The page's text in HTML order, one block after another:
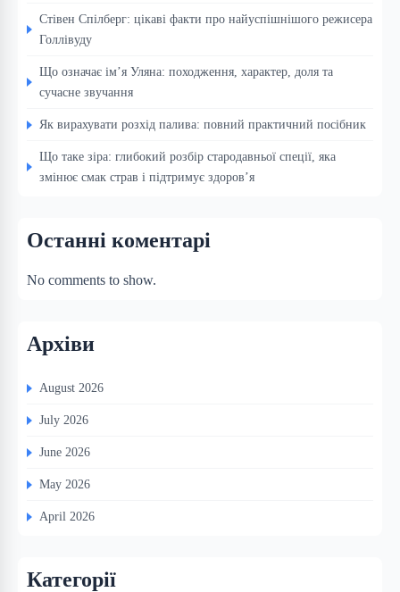
Стівен Спілберг: цікаві факти про найуспішнішого режисера
Голлівуду
Що означає ім’я Уляна: походження, характер, доля та
сучасне звучання
Як вирахувати розхід палива: повний практичний посібник
Що таке зіра: глибокий розбір стародавньої спеції, яка
змінює смак страв і підтримує здоров’я
Останні коментарі
No comments to show.
Архіви
August 2026
July 2026
June 2026
May 2026
April 2026
Категорії